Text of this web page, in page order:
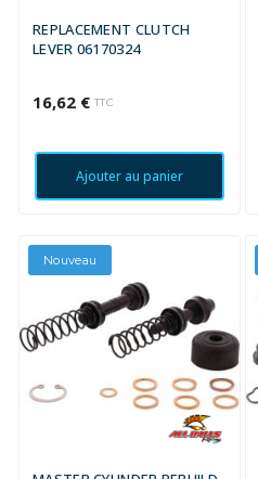
REPLACEMENT CLUTCH
LEVER 06170324
16,62 € TTC
Ajouter au panier
Nouveau